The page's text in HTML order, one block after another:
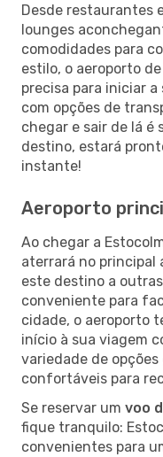
Desde restaurantes
lounges
comodidades para
estilo, o aeroporto
precisa para iniciar
com opções de
chegar e sair de lá é
destino, estará
instante!
Aeroporto
Ao chegar a
aterrará no principal
este destino a
conveniente para
cidade, o aeroporto
início à sua viagem
variedade de
confortáveis para
Se reservar um voo
fique tranquilo:
convenientes para